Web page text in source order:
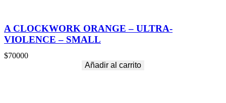
A CLOCKWORK ORANGE – ULTRA-
VIOLENCE – SMALL
$70000
Añadir al carrito